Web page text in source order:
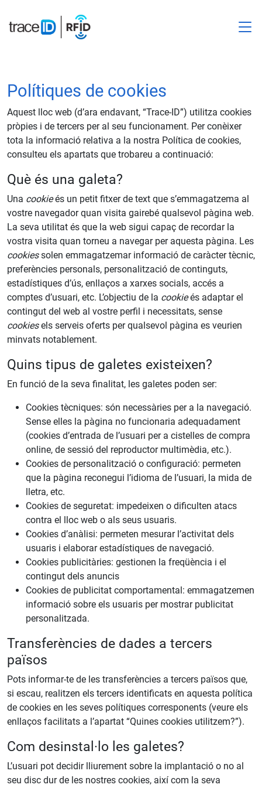
Polítiques de cookies
Aquest lloc web (d’ara endavant, “Trace-ID”) utilitza cookies
pròpies i de tercers per al seu funcionament. Per conèixer
tota la informació relativa a la nostra Política de cookies,
consulteu els apartats que trobareu a continuació:
Què és una galeta?
Una cookieés un petit fitxer de text que s’emmagatzema al
vostre navegador quan visita gairebé qualsevol pàgina web.
La seva utilitat és que la web sigui capaç de recordar la
vostra visita quan torneu a navegar per aquesta pàgina. Les
cookiessolen emmagatzemar informació de caràcter tècnic,
preferències personals, personalització de continguts,
estadístiques d’ús, enllaços a xarxes socials, accés a
comptes d’usuari, etc. L’objectiu de la cookieés adaptar el
contingut del web al vostre perfil i necessitats, sense
cookiesels serveis oferts per qualsevol pàgina es veurien
minvats notablement.
Quins tipus de galetes existeixen?
En funció de la seva finalitat, les galetes poden ser:
Cookies tècniques: són necessàries per a la navegació.
Sense elles la pàgina no funcionaria adequadament
(cookies d’entrada de l’usuari per a cistelles de compra
online, de sessió del reproductor multimèdia, etc.).
Cookies de personalització o configuració: permeten
que la pàgina reconegui l’idioma de l’usuari, la mida de
lletra, etc.
Cookies de seguretat: impedeixen o dificulten atacs
contra el lloc web o als seus usuaris.
Cookies d’anàlisi: permeten mesurar l’activitat dels
usuaris i elaborar estadístiques de navegació.
Cookies publicitàries: gestionen la freqüència i el
contingut dels anuncis
Cookies de publicitat comportamental: emmagatzemen
informació sobre els usuaris per mostrar publicitat
personalitzada.
Transferències de dades a tercers
països
Pots informar-te de les transferències a tercers països que,
si escau, realitzen els tercers identificats en aquesta política
de cookies en les seves polítiques corresponents (veure els
enllaços facilitats a l’apartat “Quines cookies utilitzem?”).
Com desinstal·lo les galetes?
L’usuari pot decidir lliurement sobre la implantació o no al
seu disc dur de les nostres cookies, així com la seva